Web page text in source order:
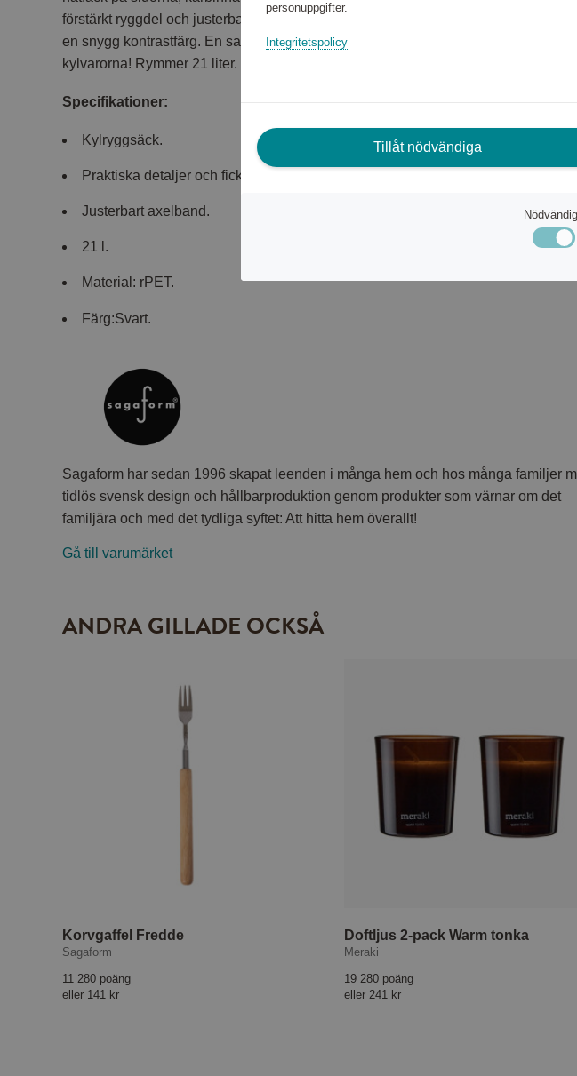
förstärkt ryggdel och justerbara axelband. Väskans dragkedjor och ribbade band
en snygg kontrastfärg. En sak är säker, det har aldrig varit enklare att bära med sig
kylvarorna! Rymmer 21 liter.
Specifikationer:
Kylryggsäck.
Praktiska detaljer och fickor.
Justerbart axelband.
21 l.
Material: rPET.
Färg:Svart.
Sagaform har sedan 1996 skapat leenden i många hem och hos många familjer
tidlös svensk design och hållbarproduktion genom produkter som värnar om det
familjära och med det tydliga syftet: Att hitta hem överallt!
Gå till varumärket
ANDRA GILLADE OCKSÅ
Korvgaffel Fredde
Sagaform
11 280 poäng
eller 141 kr
Doftljus 2-pack Warm tonka
Meraki
19 280 poäng
eller 241 kr
personuppgifter.
Integritetspolicy
Tillåt nödvändiga